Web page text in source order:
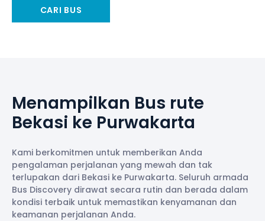
CARI BUS
Menampilkan Bus rute
Bekasi ke Purwakarta
Kami berkomitmen untuk memberikan Anda
pengalaman perjalanan yang mewah dan tak
terlupakan dari Bekasi ke Purwakarta. Seluruh armada
Bus Discovery dirawat secara rutin dan berada dalam
kondisi terbaik untuk memastikan kenyamanan dan
keamanan perjalanan Anda.